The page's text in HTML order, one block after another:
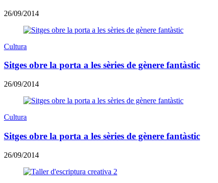
26/09/2014
Cultura
Sitges obre la porta a les sèries de gènere fantàstic
26/09/2014
Cultura
Sitges obre la porta a les sèries de gènere fantàstic
26/09/2014